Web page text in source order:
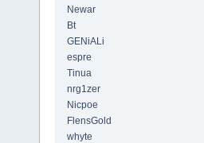
Newar
Bt
GENiALi
espre
Tinua
nrg1zer
Nicpoe
FlensGold
whyte